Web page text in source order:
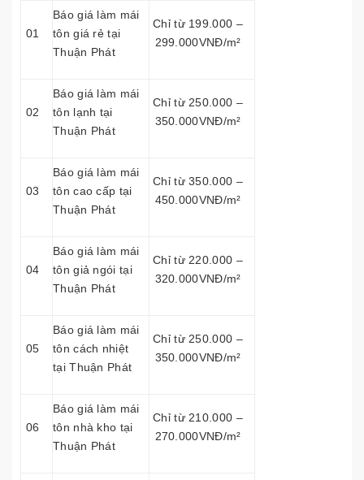
01
Báo giá làm mái
tôn giá rẻ tại
Thuận Phát
Chỉ từ 199.000 –
299.000VNĐ/m²
02
Báo giá làm mái
tôn lạnh tại
Thuận Phát
Chỉ từ 250.000 –
350.000VNĐ/m²
03
Báo giá làm mái
tôn cao cấp tại
Thuận Phát
Chỉ từ 350.000 –
450.000VNĐ/m²
04
Báo giá làm mái
tôn giả ngói tại
Thuận Phát
Chỉ từ 220.000 –
320.000VNĐ/m²
05
Báo giá làm mái
tôn cách nhiệt
tại Thuận Phát
Chỉ từ 250.000 –
350.000VNĐ/m²
06
Báo giá làm mái
tôn nhà kho tại
Thuận Phát
Chỉ từ 210.000 –
270.000VNĐ/m²